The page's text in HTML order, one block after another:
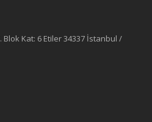
Kat: 6 Etiler 34337 İstanbul /